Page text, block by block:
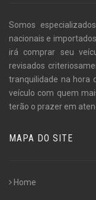
Somos
nacionais e
irá comprar seu
revisados
tranquilidade na hora
veículo com quem
terão o prazer em
MAPA DO SITE
Home